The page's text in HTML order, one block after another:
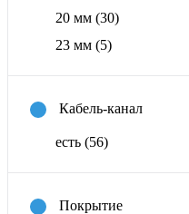
20 мм (30)
23 мм (5)
Кабель-канал
есть (56)
Покрытие